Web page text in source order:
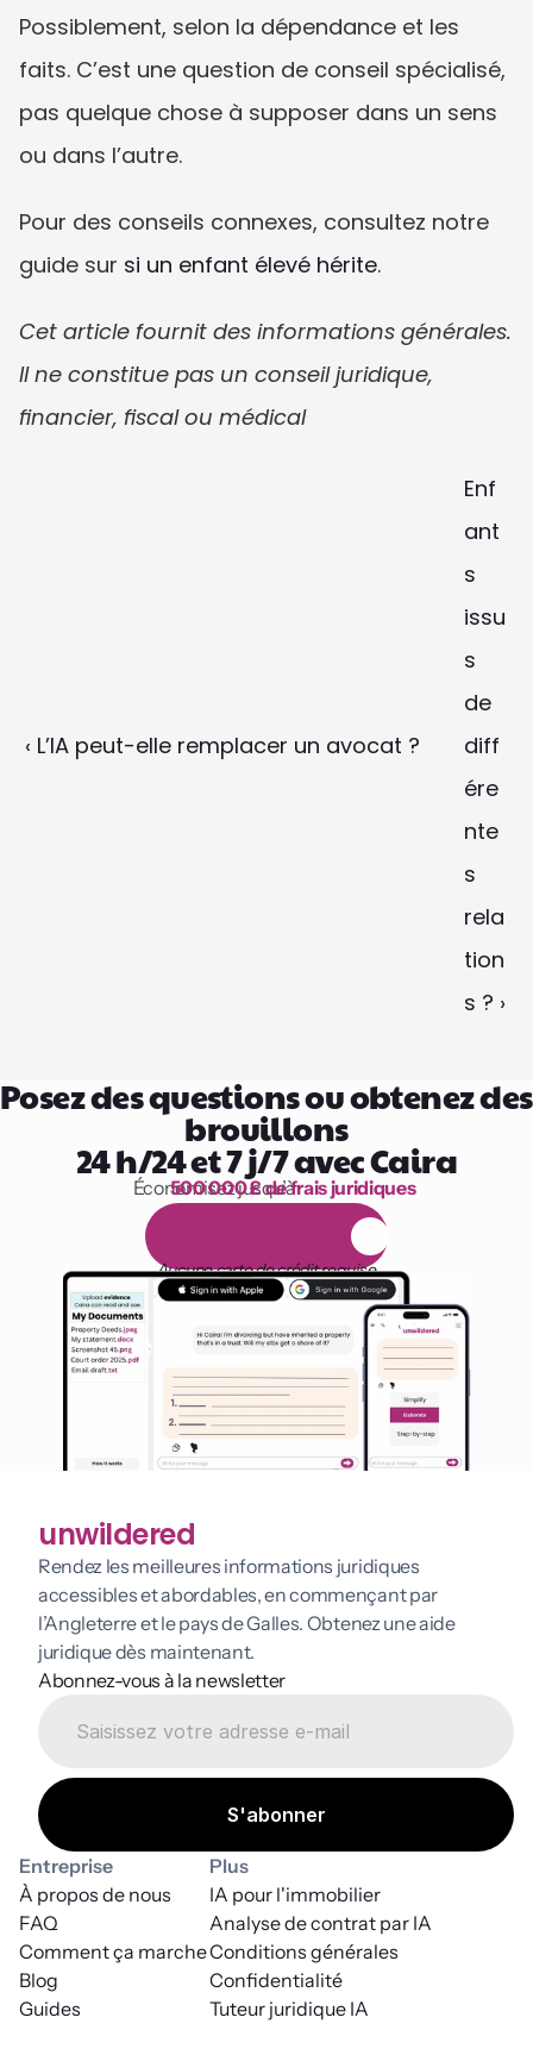
Possiblement, selon la dépendance et les
faits. C’est une question de conseil spécialisé,
pas quelque chose à supposer dans un sens
ou dans l’autre.
Pour des conseils connexes, consultez notre
guide sur si un enfant élevé hérite.
Cet article fournit des informations générales.
Il ne constitue pas un conseil juridique,
financier, fiscal ou médical
‹ L’IA peut-elle remplacer un avocat ?
Enf
ant
s
issu
s
de
diff
ére
nte
s
rela
tion
s ? ›
Posez des questions ou obtenez des
brouillons
24 h/24 et 7 j/7 avec Caira
1 000 heures de lecture
Économisez jusqu’à
500 000 £ de frais juridiques
E s
Aucune carte de crédit requise
unwildered
Rendez les meilleures informations juridiques
accessibles et abordables, en commençant par
l’Angleterre et le pays de Galles. Obtenez une aide
juridique dès maintenant.
Abonnez-vous à la newsletter
Entreprise
À propos de nous
FAQ
Comment ça marche
Blog
Guides
Plus
Conditions générales
Analyse de contrat par IA
Tuteur juridique IA
Confidentialité
IA pour l'immobilier